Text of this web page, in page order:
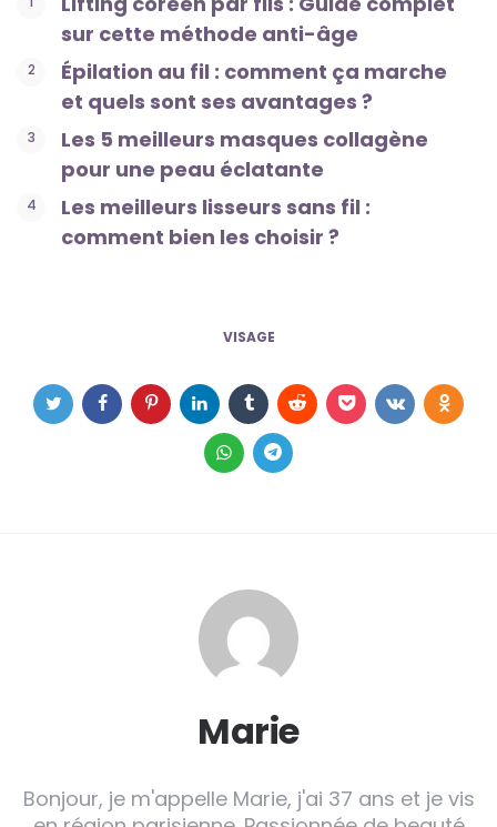
sur cette méthode anti-âge
Épilation au fil : comment ça marche
et quels sont ses avantages ?
Les 5 meilleurs masques collagène
pour une peau éclatante
Les meilleurs lisseurs sans fil :
comment bien les choisir ?
VISAGE
Marie
Bonjour, je m'appelle Marie, j'ai 37 ans et je vis